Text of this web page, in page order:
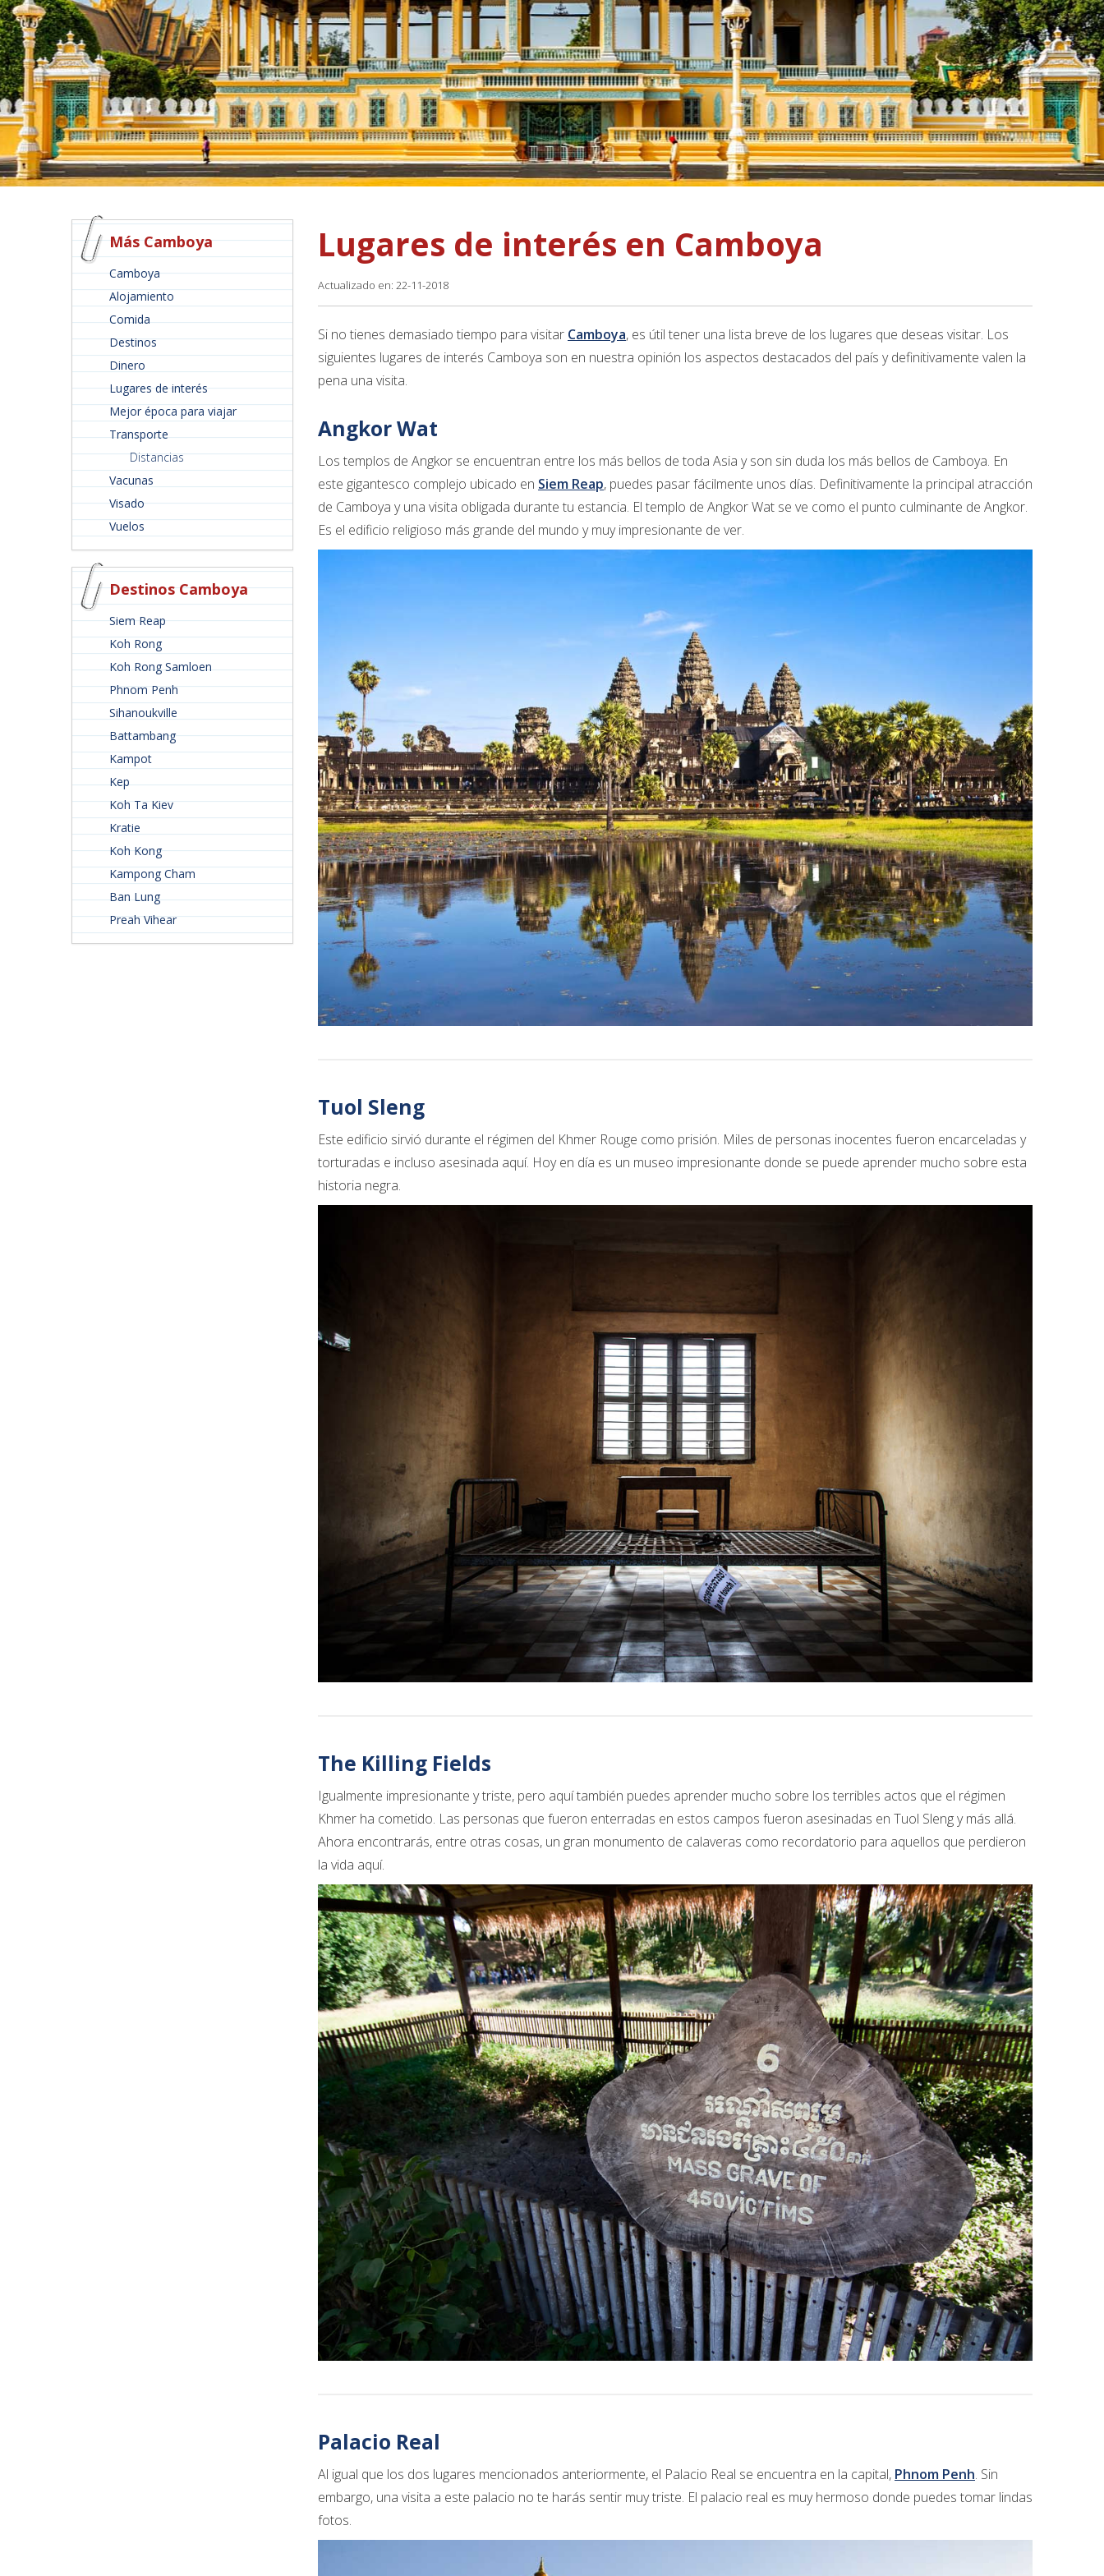
Más Camboya
Camboya
Alojamiento
Comida
Destinos
Dinero
Lugares de interés
Mejor época para viajar
Transporte
Distancias
Vacunas
Visado
Vuelos
Destinos Camboya
Siem Reap
Koh Rong
Koh Rong Samloen
Phnom Penh
Sihanoukville
Battambang
Kampot
Kep
Koh Ta Kiev
Kratie
Koh Kong
Kampong Cham
Ban Lung
Preah Vihear
Lugares de interés en Camboya
Actualizado en: 22-11-2018
Si no tienes demasiado tiempo para visitar Camboya, es útil tener una lista breve de los lugares que deseas visitar. Los
siguientes lugares de interés Camboya son en nuestra opinión los aspectos destacados del país y definitivamente valen la
pena una visita.
Angkor Wat
Los templos de Angkor se encuentran entre los más bellos de toda Asia y son sin duda los más bellos de Camboya. En
este gigantesco complejo ubicado en Siem Reap, puedes pasar fácilmente unos días. Definitivamente la principal atracción
de Camboya y una visita obligada durante tu estancia. El templo de Angkor Wat se ve como el punto culminante de Angkor.
Es el edificio religioso más grande del mundo y muy impresionante de ver.
Tuol Sleng
Este edificio sirvió durante el régimen del Khmer Rouge como prisión. Miles de personas inocentes fueron encarceladas y
torturadas e incluso asesinada aquí. Hoy en día es un museo impresionante donde se puede aprender mucho sobre esta
historia negra.
The Killing Fields
Igualmente impresionante y triste, pero aquí también puedes aprender mucho sobre los terribles actos que el régimen
Khmer ha cometido. Las personas que fueron enterradas en estos campos fueron asesinadas en Tuol Sleng y más allá.
Ahora encontrarás, entre otras cosas, un gran monumento de calaveras como recordatorio para aquellos que perdieron
la vida aquí.
Palacio Real
Al igual que los dos lugares mencionados anteriormente, el Palacio Real se encuentra en la capital, Phnom Penh. Sin
embargo, una visita a este palacio no te harás sentir muy triste. El palacio real es muy hermoso donde puedes tomar lindas
fotos.